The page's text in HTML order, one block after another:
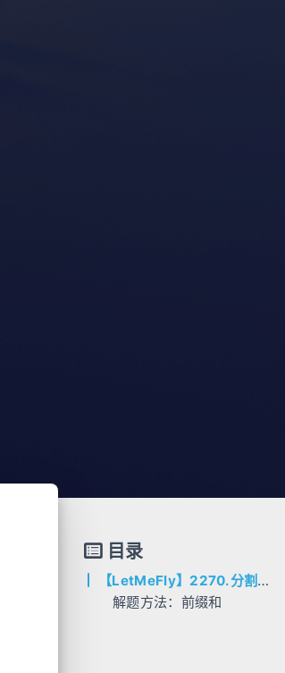
目录
【LetMeFly】2270.分割数组的方案数：前缀和
解题方法：前缀和